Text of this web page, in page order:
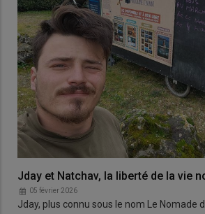
Jday et Natchav, la liberté de la vie
05 février 2026
Jday, plus connu sous le nom Le Nomade